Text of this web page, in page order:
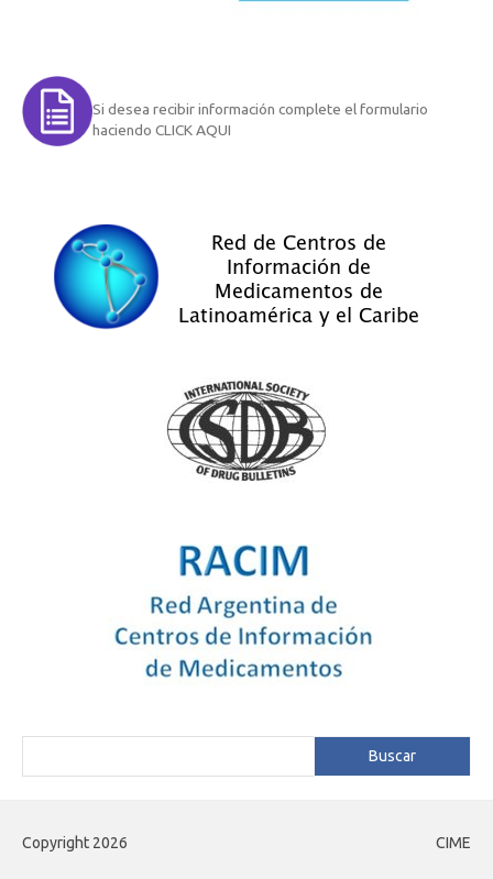
Si desea recibir información complete el formulario
haciendo CLICK AQUI
Buscar
Copyright 2026 CIME